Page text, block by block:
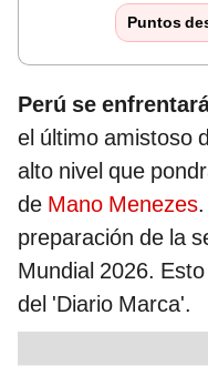
Puntos
Perú se
el último amistoso
alto nivel que
de Mano Menezes
preparación de la
Mundial 2026.
del 'Diario Marca'.